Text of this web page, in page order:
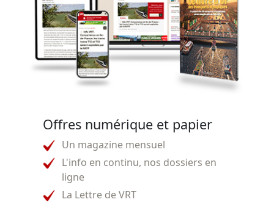
Offres numérique et papier
Un magazine mensuel
L'info en continu, nos dossiers en
ligne
La Lettre de VRT